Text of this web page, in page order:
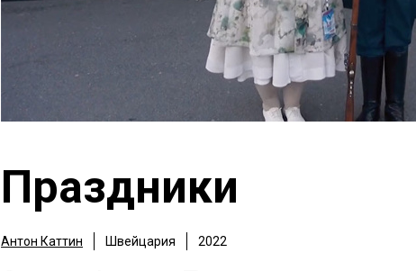
Праздники
Антон Каттин Швейцария 2022